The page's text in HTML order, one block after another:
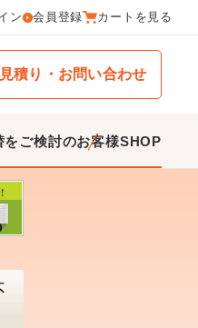
ン 会員登録 カートを見る
積り・お問い合わせ
をご検討のお客様SHOP